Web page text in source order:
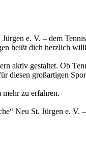
e. V. – dem
heißt dich herzlich
aktiv gestaltet. Ob
diesen großartigen
mehr zu erfahren.
Neu St. Jürgen e. V.